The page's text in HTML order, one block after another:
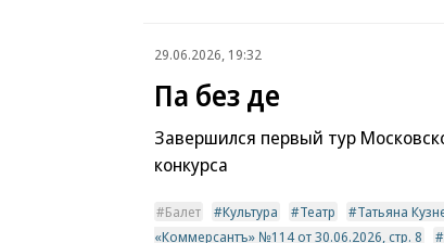
29.06.2026, 19:32
Па без де
Завершился первый тур
конкурса
Балет Культура Театр Татьяна
«Коммерсантъ» №114 от 30.06.2026, стр. 8